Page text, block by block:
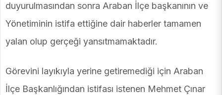
duyurulmasından sonra Araban İlçe başkanının ve
Yönetiminin istifa ettiğine dair haberler tamamen
yalan olup gerçeği yansıtmamaktadır.
Görevini layıkıyla yerine getiremediği için Araban
İlçe Başkanlığından istifası istenen Mehmet Çınar